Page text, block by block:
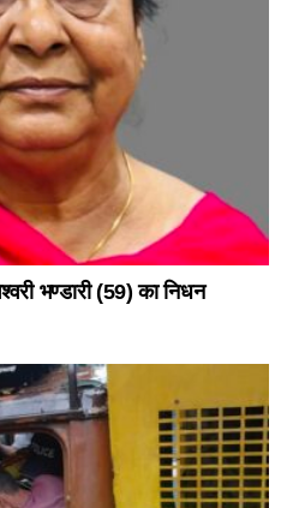
भण्डारी (59) का निधन